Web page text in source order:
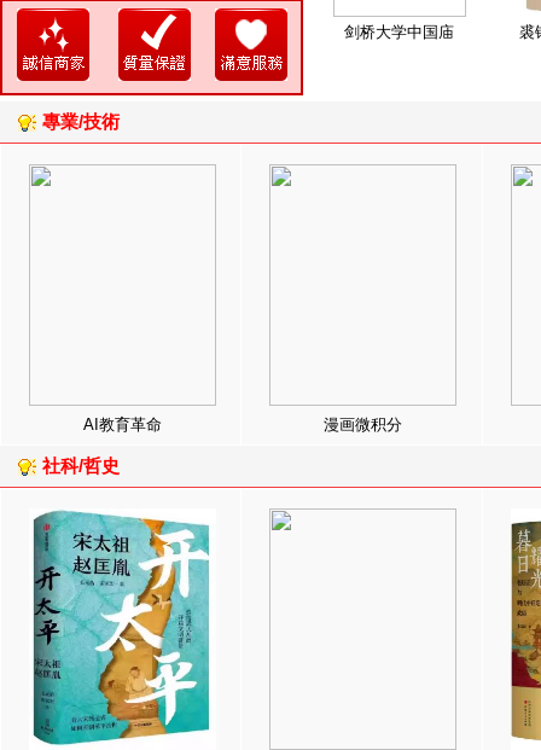
剑桥大学中国庙 裘
專業/技術
AI教育革命 漫画微积分
社科/哲史